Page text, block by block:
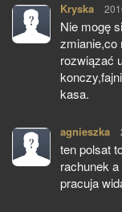
Kryska
Nie mogę
zmianie,co
rozwiązać
kasa.
agnieszka
ten polsat
rachunek
pracuja